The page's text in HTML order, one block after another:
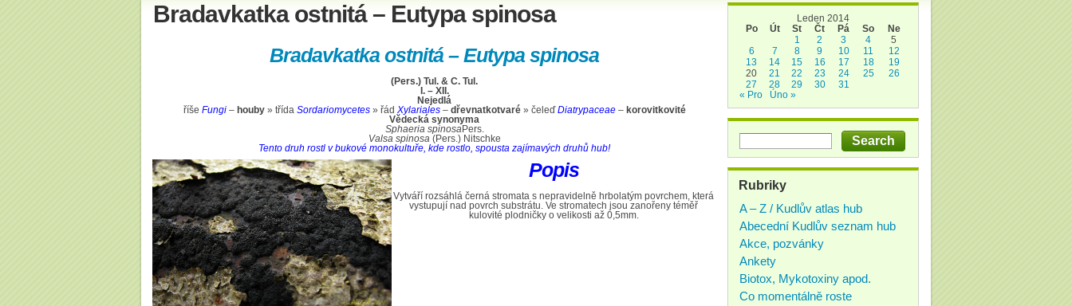
Bradavkatka ostnitá – Eutypa spinosa
Bradavkatka ostnitá – Eutypa spinosa
(Pers.) Tul. & C. Tul.
I. – XII.
Nejedlá
říše Fungi– houby» třída Sordariomycetes» řád Xylariales– dřevnatkotvaré» čeleďDiatrypaceae– korovitkovité
Vědecká synonyma
Sphaeria spinosaPers.
Valsa spinosa(Pers.) Nitschke
Tento druh rostl v bukové monokultuře, kde rostlo, spousta zajímavých druhů hub!
Popis
Vytváří rozsáhlá černá stromata s nepravidelně hrbolatým povrchem, která
vystupují nad povrch substrátu. Ve stromatech jsou zanořeny téměř
kulovité plodničky o velikosti až 0,5mm.
Leden 2014
Po
Út St Čt Pá So
Ne
1
2 3 4
5
6
7 8 9 10 11
12
13
14 15 16 17 18
19
20
21 22 23 24 25
26
27
28 29 30
31
« Pro
Úno »
Rubriky
A – Z / Kudlův atlas hub
Abecední Kudlův seznam hub
Akce, pozvánky
Ankety
Biotox, Mykotoxiny apod.
Co momentálně roste